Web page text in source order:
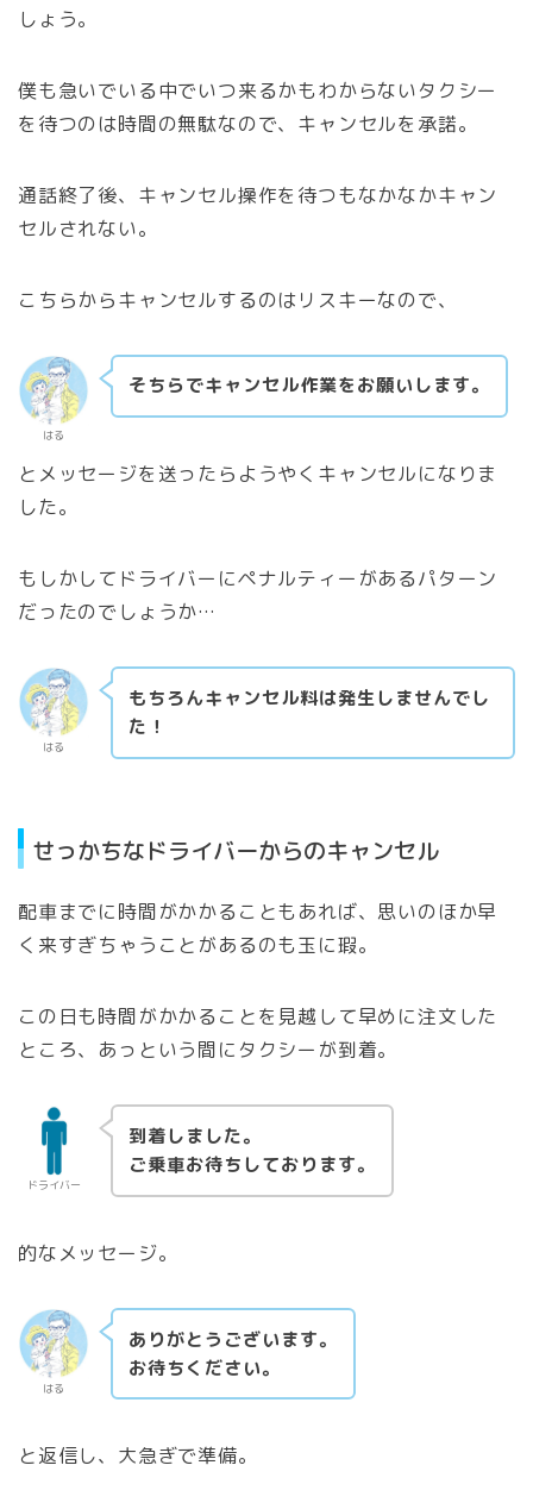
しょう。
僕も急いでいる中でいつ来るかもわからないタクシー
を待つのは時間の無駄なので、キャンセルを承諾。
通話終了後、キャンセル操作を待つもなかなかキャン
セルされない。
こちらからキャンセルするのはリスキーなので、
はる
そちらでキャンセル作業をお願いします。
とメッセージを送ったらようやくキャンセルになりま
した。
もしかしてドライバーにペナルティーがあるパターン
だったのでしょうか…
はる
もちろんキャンセル料は発生しませんでし
た！
せっかちなドライバーからのキャンセル
配車までに時間がかかることもあれば、思いのほか早
く来すぎちゃうことがあるのも玉に瑕。
この日も時間がかかることを見越して早めに注文した
ところ、あっという間にタクシーが到着。
ドライバー
到着しました。
ご乗車お待ちしております。
的なメッセージ。
はる
ありがとうございます。
お待ちください。
と返信し、大急ぎで準備。